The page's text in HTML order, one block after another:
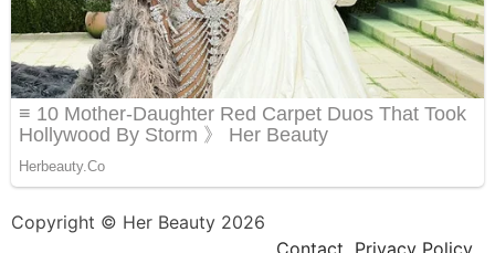
Copyright © Her Beauty 2026